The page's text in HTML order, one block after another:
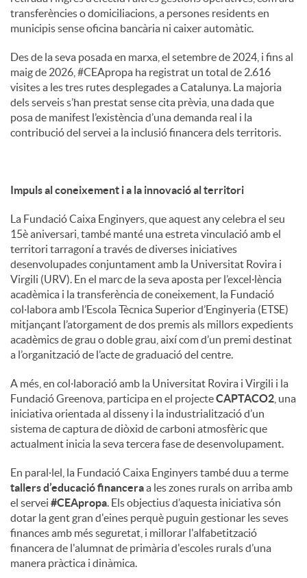
transferències o domiciliacions, a persones residents en
municipis sense oficina bancària ni caixer automàtic.
Des de la seva posada en marxa, el setembre de 2024, i fins al
maig de 2026, #CEApropa ha registrat un total de 2.616
visites a les tres rutes desplegades a Catalunya. La majoria
dels serveis s’han prestat sense cita prèvia, una dada que
posa de manifest l’existència d’una demanda real i la
contribució del servei a la inclusió financera dels territoris.
Impuls al coneixement i a la innovació al territori
La Fundació Caixa Enginyers, que aquest any celebra el seu
15è aniversari, també manté una estreta vinculació amb el
territori tarragoní a través de diverses iniciatives
desenvolupades conjuntament amb la Universitat Rovira i
Virgili (URV). En el marc de la seva aposta per l’excel·lència
acadèmica i la transferència de coneixement, la Fundació
col·labora amb l’Escola Tècnica Superior d’Enginyeria (ETSE)
mitjançant l’atorgament de dos premis als millors expedients
acadèmics de grau o doble grau, així com d’un premi destinat
a l’organització de l’acte de graduació del centre.
A més, en col·laboració amb la Universitat Rovira i Virgili i la
Fundació Greenova, participa en el projecteCAPTACO2 , una
iniciativa orientada al disseny i la industrialització d’un
sistema de captura de diòxid de carboni atmosfèric que
actualment inicia la seva tercera fase de desenvolupament.
En paral·lel, la Fundació Caixa Enginyers també duu a terme
tallers d’educació financeraa les zones rurals on arriba amb
el servei #CEApropa. Els objectius d’aquesta iniciativa són
dotar la gent gran d'eines perquè puguin gestionar les seves
finances amb més seguretat, i millorar l'alfabetització
financera de l'alumnat de primària d'escoles rurals d’una
manera pràctica i dinàmica.